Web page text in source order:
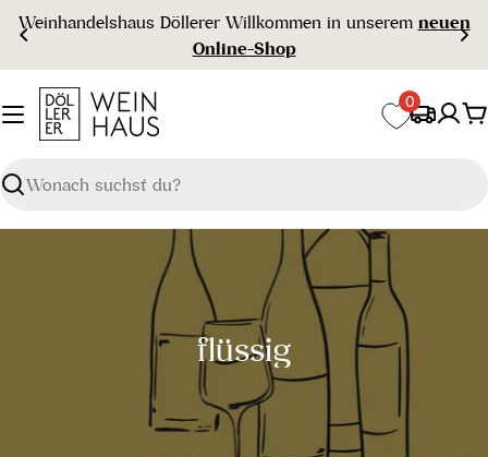
Zum
Inhalt
springen
Weinhandelshaus Döllerer Willkommen in unserem neuen
Online-Shop
Suchen
0
S
a
m
flüssig